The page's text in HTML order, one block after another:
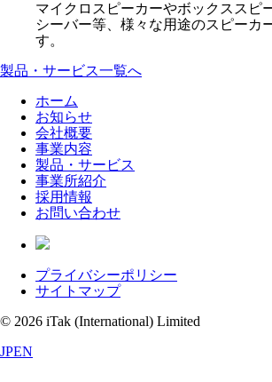
マイクロスピーカーやボックススピ
シーバー等、様々な用途のスピーカ
す。
製品・サービス一覧へ
ホーム
お知らせ
会社概要
事業内容
製品・サービス
事業所紹介
採用情報
お問い合わせ
プライバシーポリシー
サイトマップ
© 2026 iTak (International) Limited
JPEN